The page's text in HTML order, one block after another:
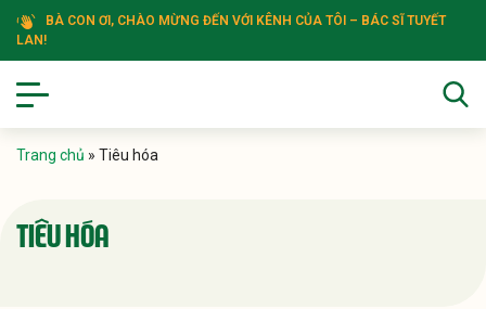
BÀ CON ƠI, CHÀO MỪNG ĐẾN VỚI KÊNH CỦA TÔI – BÁC SĨ TUYẾT
LAN!
Trang chủ » Tiêu hóa
TIÊU HÓA